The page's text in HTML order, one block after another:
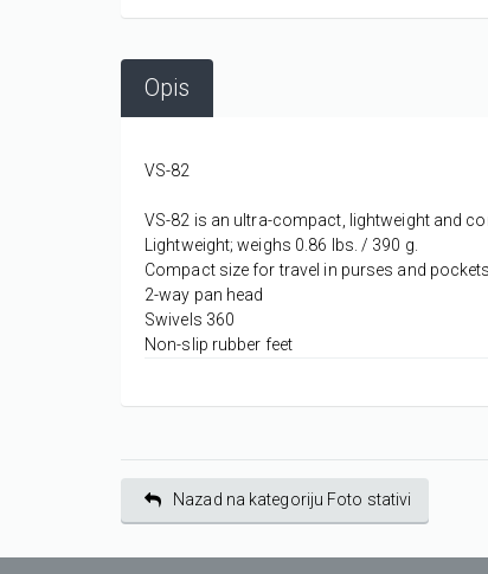
Opis
VS-82
VS-82 is an ultra-compact, lightweight and
Lightweight; weighs 0.86 lbs. / 390 g.
Compact size for travel in purses and pockets
2-way pan head
Swivels 360
Non-slip rubber feet
Nazad na kategoriju Foto stativi